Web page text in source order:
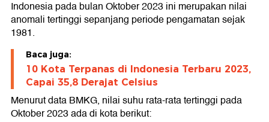
Indonesia pada bulan Oktober 2023 ini merupakan nilai
anomali tertinggi sepanjang periode pengamatan sejak
1981.
Baca juga:
10 Kota Terpanas di Indonesia Terbaru 2023,
Capai 35,8 Derajat Celsius
Menurut data BMKG, nilai suhu rata-rata tertinggi pada
Oktober 2023 ada di kota berikut: